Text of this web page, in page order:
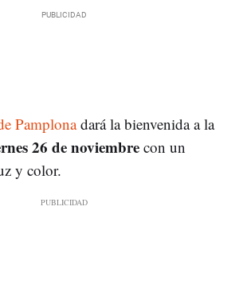
Pamplonadará la bienvenida a la
26 de noviembre con un
y color.